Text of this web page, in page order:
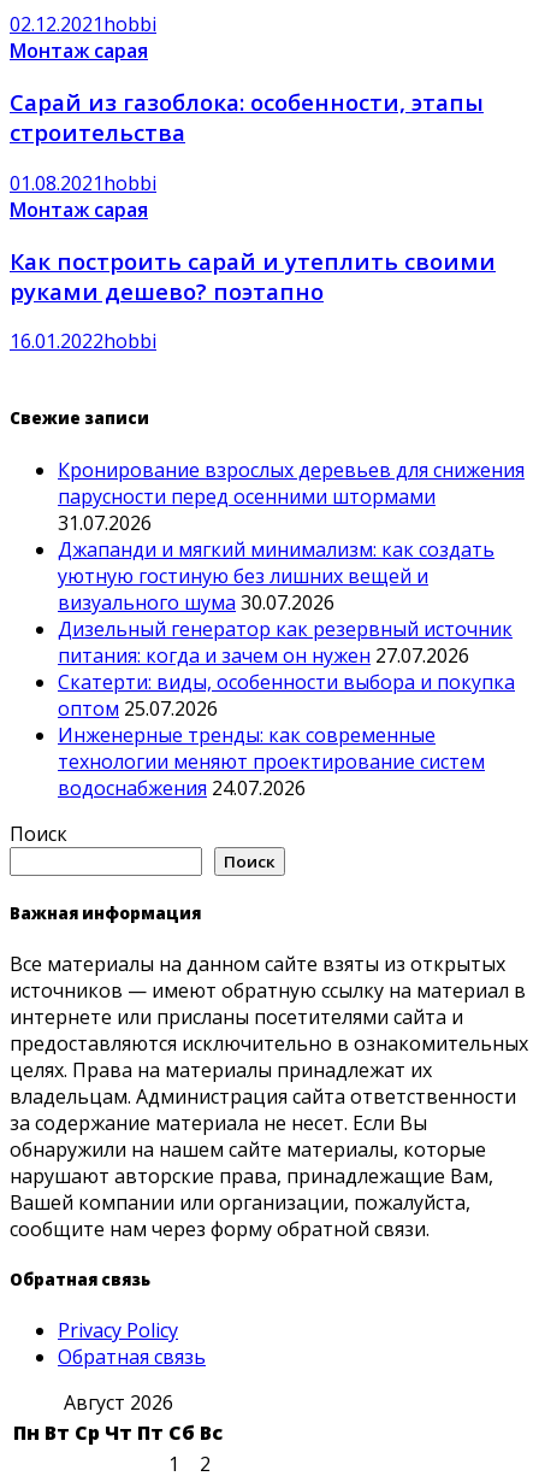
02.12.2021hobbi
Монтаж сарая
Сарай из газоблока: особенности, этапы
строительства
01.08.2021hobbi
Монтаж сарая
Как построить сарай и утеплить своими
руками дешево? поэтапно
16.01.2022hobbi
Свежие записи
Кронирование взрослых деревьев для снижения
парусности перед осенними штормами
31.07.2026
Джапанди и мягкий минимализм: как создать
уютную гостиную без лишних вещей и
визуального шума 30.07.2026
Дизельный генератор как резервный источник
питания: когда и зачем он нужен 27.07.2026
Скатерти: виды, особенности выбора и покупка
оптом 25.07.2026
Инженерные тренды: как современные
технологии меняют проектирование систем
водоснабжения 24.07.2026
Поиск
Поиск
Важная информация
Все материалы на данном сайте взяты из открытых
источников — имеют обратную ссылку на материал в
интернете или присланы посетителями сайта и
предоставляются исключительно в ознакомительных
целях. Права на материалы принадлежат их
владельцам. Администрация сайта ответственности
за содержание материала не несет. Если Вы
обнаружили на нашем сайте материалы, которые
нарушают авторские права, принадлежащие Вам,
Вашей компании или организации, пожалуйста,
сообщите нам через форму обратной связи.
Обратная связь
Privacy Policy
Обратная связь
Август 2026
Пн Вт Ср Чт Пт Сб Вс
1
2